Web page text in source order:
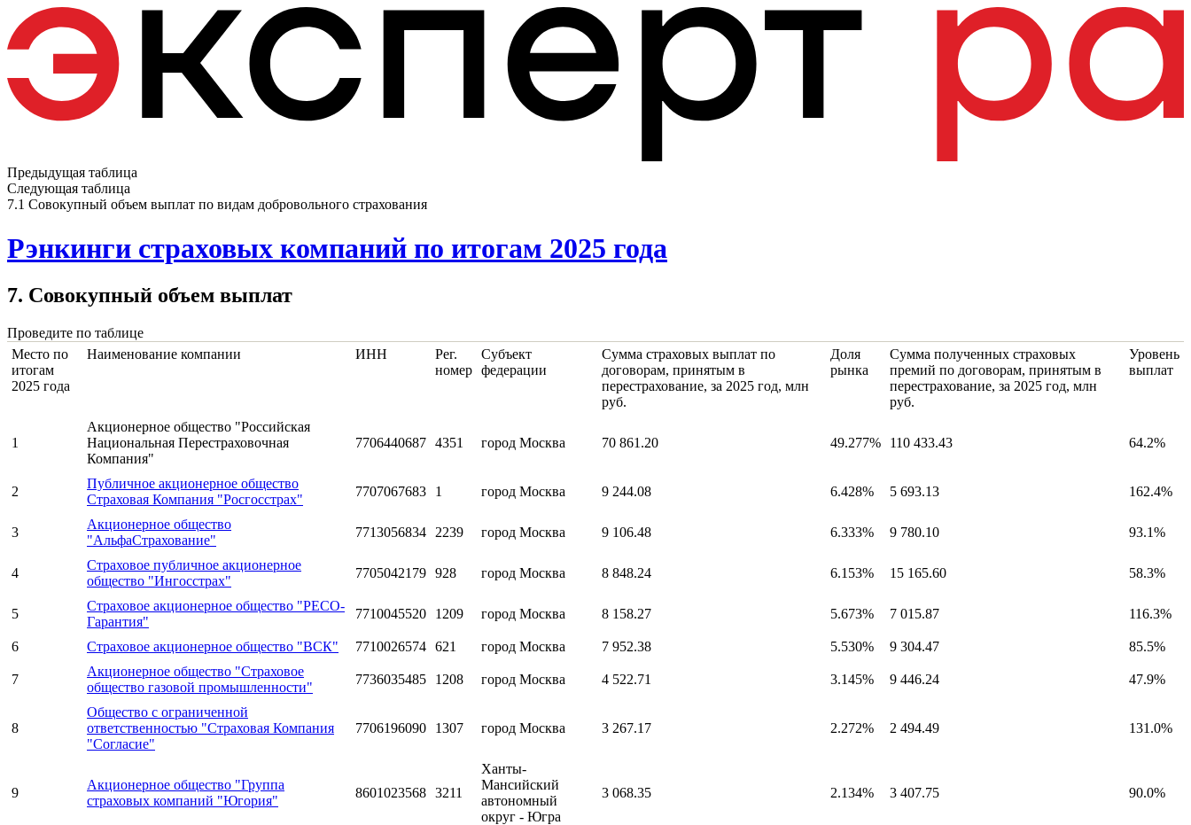
Предыдущая таблица
Следующая таблица
7.1 Совокупный объем выплат по видам добровольного страхования
Рэнкинги страховых компаний по итогам 2025 года
7. Совокупный объем выплат
Проведите по таблице
Место по
итогам
2025 года
Наименование компании ИНН
Рег.
номер
Субъект
федерации
Сумма страховых выплат по
договорам, принятым в
перестрахование, за 2025 год, млн
руб.
Доля
рынка
Сумма полученных страховых
премий по договорам, принятым в
перестрахование, за 2025 год, млн
руб.
Уровень
выплат
1
Акционерное общество "Российская
Национальная Перестраховочная
Компания"
7706440687 4351 город Москва 70 861.20 49.277% 110 433.43 64.2%
2
Публичное акционерное общество
Страховая Компания "Росгосстрах"
7707067683 1 город Москва 9 244.08 6.428% 5 693.13 162.4%
3
Акционерное общество
"АльфаСтрахование"
7713056834 2239 город Москва 9 106.48 6.333% 9 780.10 93.1%
4
Страховое публичное акционерное
общество "Ингосстрах"
7705042179 928 город Москва 8 848.24 6.153% 15 165.60 58.3%
5
Страховое акционерное общество "РЕСО-
Гарантия"
7710045520 1209 город Москва 8 158.27 5.673% 7 015.87 116.3%
6 Страховое акционерное общество "ВСК" 7710026574 621 город Москва 7 952.38 5.530% 9 304.47 85.5%
7
Акционерное общество "Страховое
общество газовой промышленности"
7736035485 1208 город Москва 4 522.71 3.145% 9 446.24 47.9%
8
Общество с ограниченной
ответственностью "Страховая Компания
"Согласие"
7706196090 1307 город Москва 3 267.17 2.272% 2 494.49 131.0%
9
Акционерное общество "Группа
страховых компаний "Югория"
8601023568 3211
Ханты-
Мансийский
автономный
округ - Югра
3 068.35 2.134% 3 407.75 90.0%